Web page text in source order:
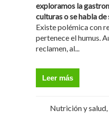
exploramos la
culturas o se habla
Existe polémica con
pertenece el humus.
reclamen, al...
Leer más
Nutrición y salud